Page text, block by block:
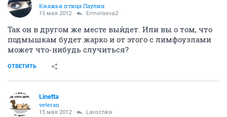
Княжья птица Паулин
15 мая 2012 Ermolaeva2
Так он в другом же месте выйдет. Или вы о том, что
подмышкам будет жарко и от этого с лимфоузлами
может что-нибудь случиться?
ОТВЕТИТЬ
Linetta
veteran
15 мая 2012 Larochka